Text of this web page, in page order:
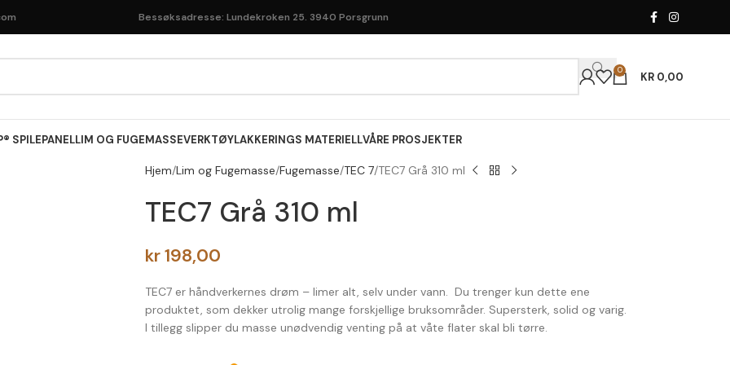
Bessøksadresse: Lundekroken 25. 3940 Porsgrunn
0 KR0,00
SPILEPANELLIM OG FUGEMASSEVERKTØYLAKKERINGS MATERIELLVÅRE PROSJEKTER
Hjem Lim og Fugemasse Fugemasse TEC 7 TEC7 Grå 310 ml
TEC7 Grå 310 ml
kr198,00
TEC7 er håndverkernes drøm – limer alt, selv under vann. Du trenger kun dette ene
produktet, som dekker utrolig mange forskjellige bruksområder. Supersterk, solid og varig.
I tillegg slipper du masse unødvendig venting på at våte flater skal bli tørre.